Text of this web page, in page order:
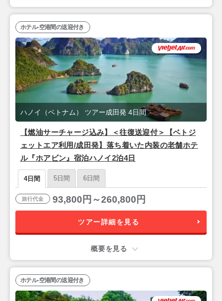
【燃油サーチャージ込み】＜往復送迎付＞【ベトジ
ェットエア利用/成田発】落ち着いた内装の老舗ホテ
ル『ホアビン』宿泊ハノイ2泊4日
ハノイ（ベトナム） ツアー成田発 4日間
ホテル-空港間の送迎付き
4日間 5日間 6日間
旅行代金 93,800円～260,800円
ツアー詳細を見る
概要を見る
ホテル-空港間の送迎付き